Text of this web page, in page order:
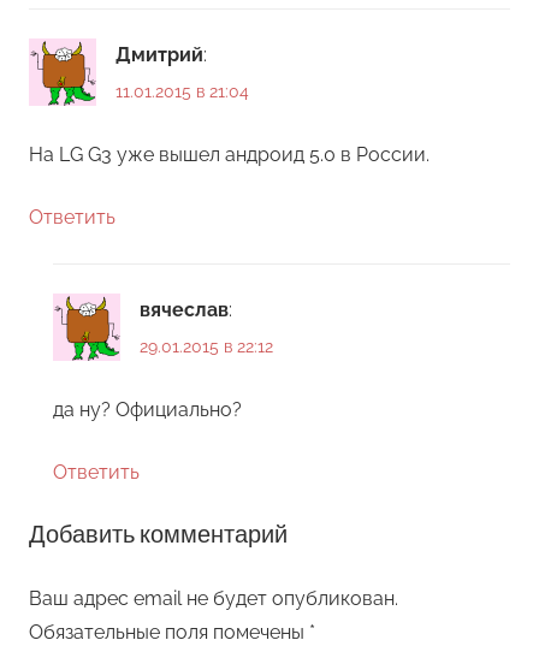
Дмитрий:
11.01.2015 в 21:04
На LG G3 уже вышел андроид 5.0 в России.
Ответить
вячеслав:
29.01.2015 в 22:12
да ну? Официально?
Ответить
Добавить комментарий
Ваш адрес email не будет опубликован.
Обязательные поля помечены *